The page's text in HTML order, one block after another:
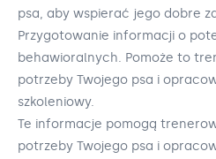
psa, aby wspierać jego dobre
Przygotowanie informacji o
behawioralnych. Pomoże to
potrzeby Twojego psa i
szkoleniowy.
Te informacje pomogą
potrzeby Twojego psa i